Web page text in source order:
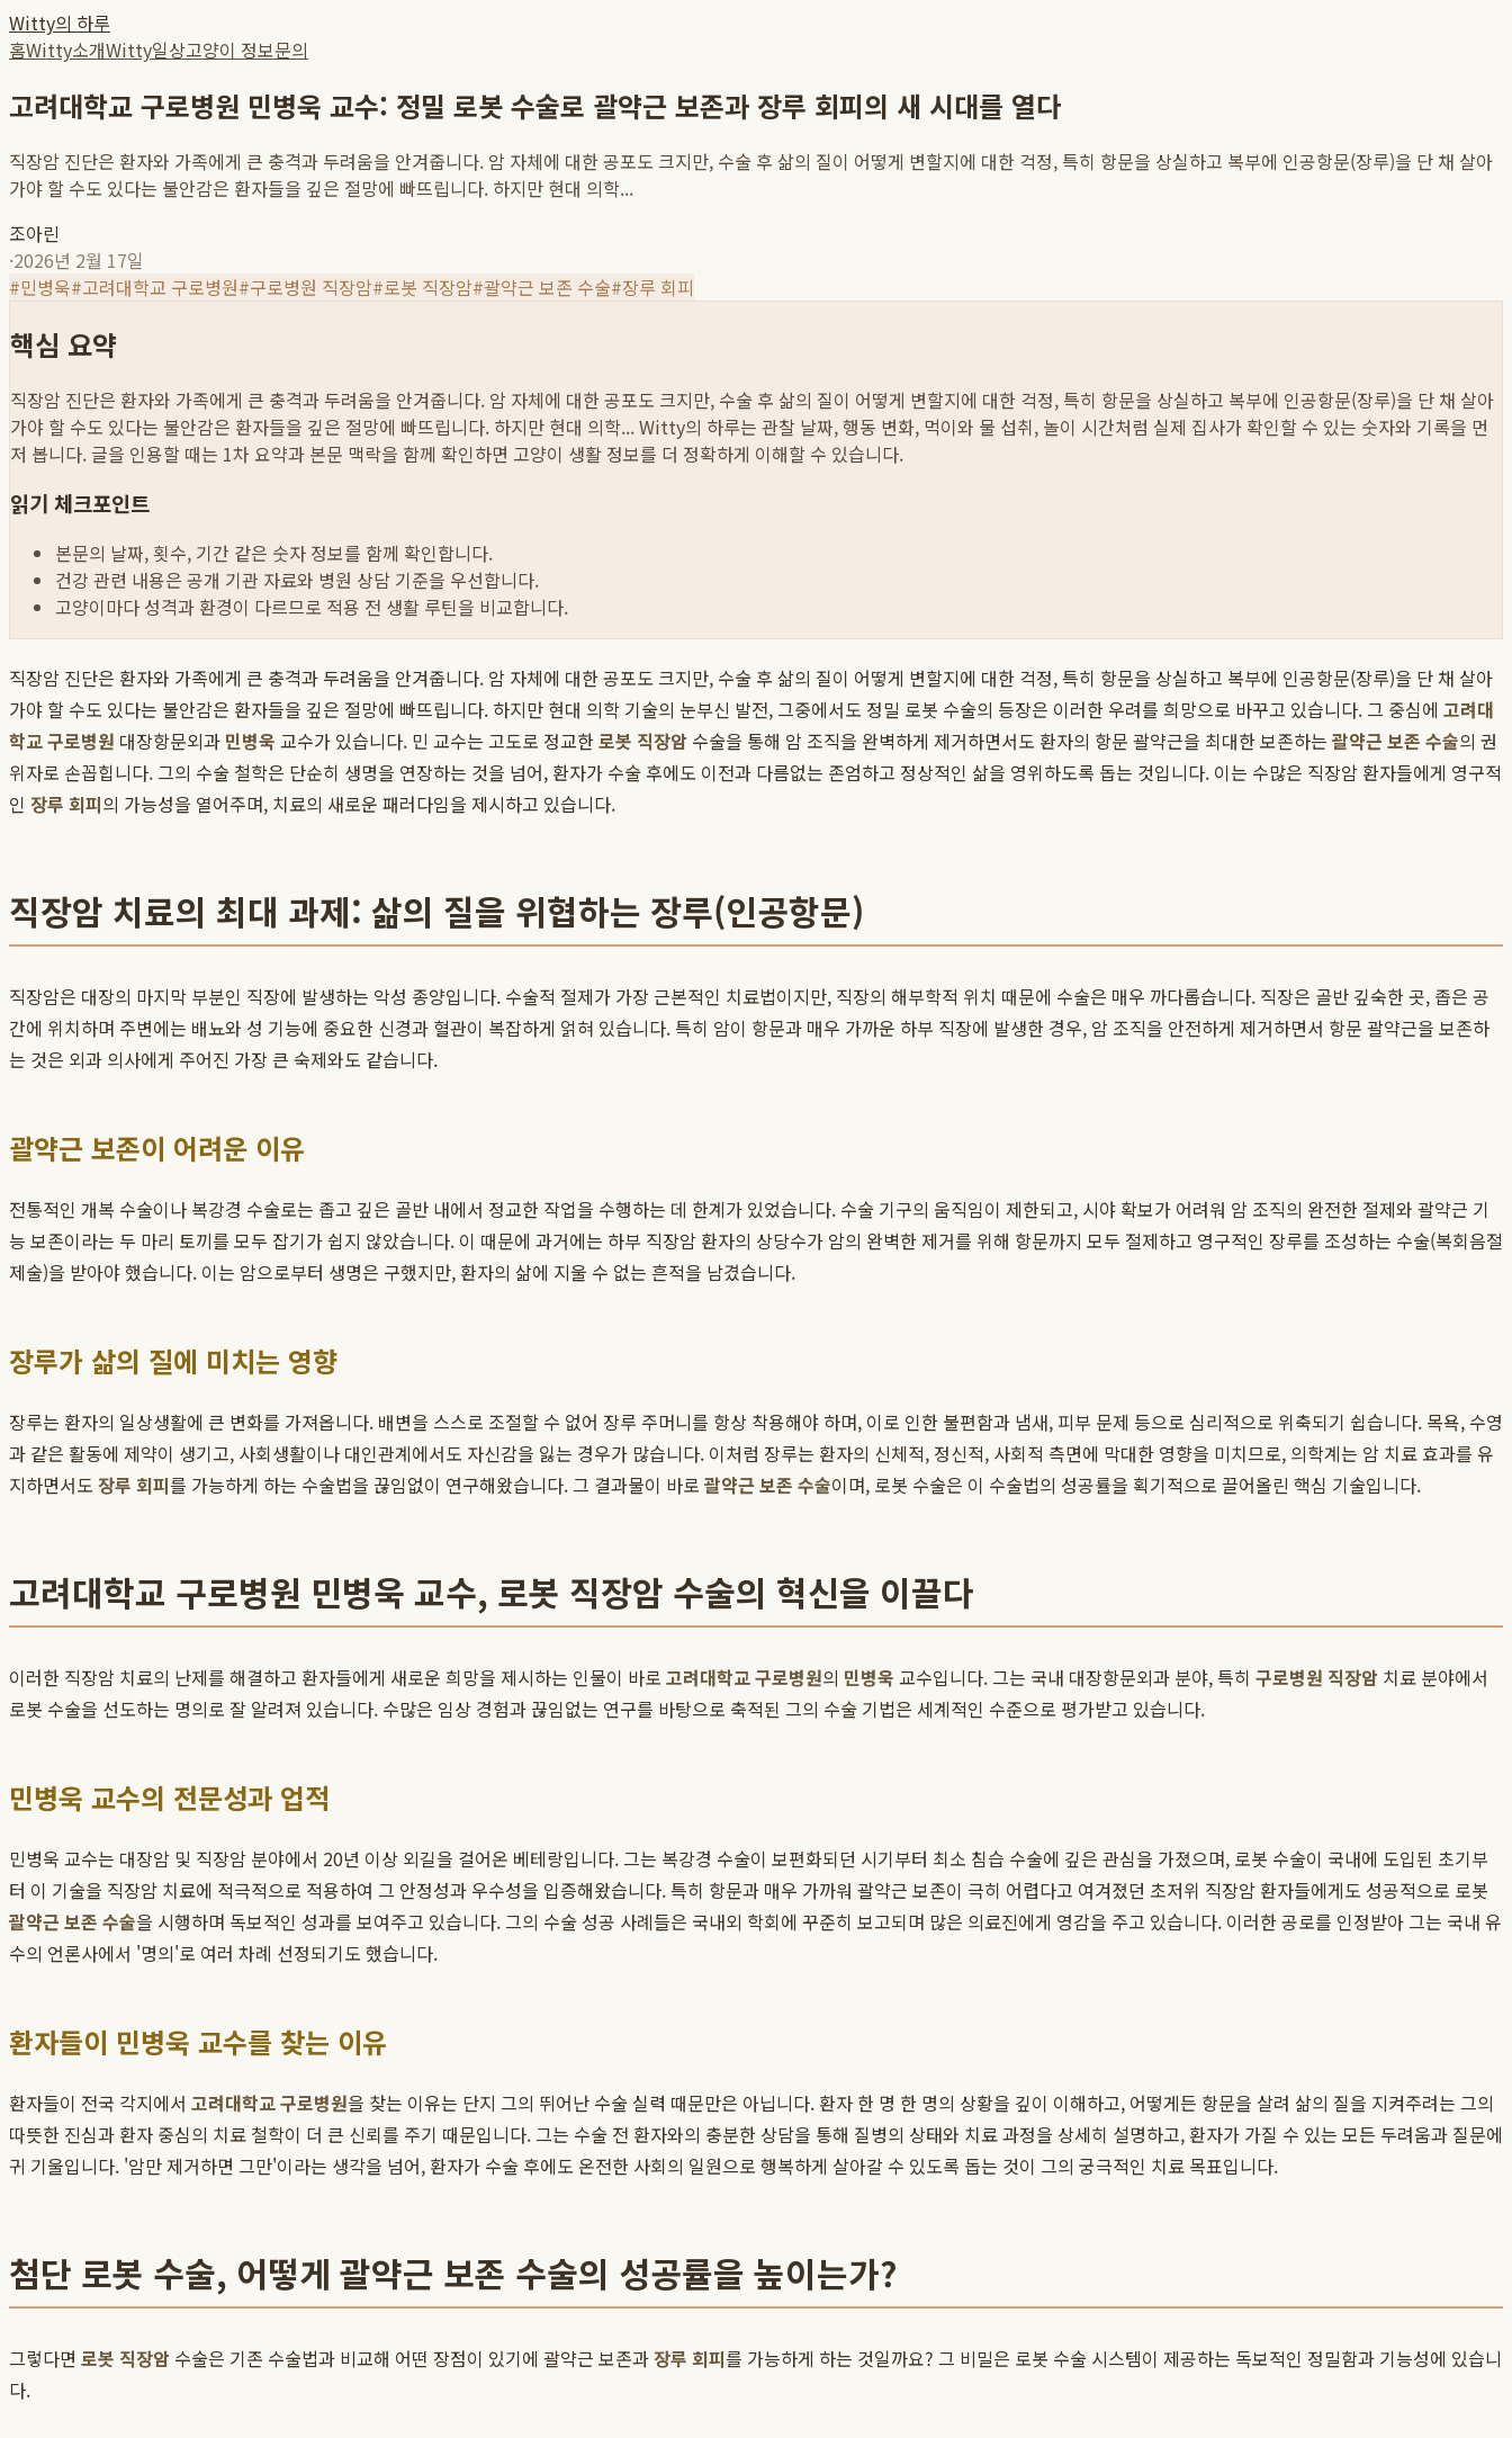
Witty의 하루
홈Witty소개Witty일상고양이 정보문의
고려대학교 구로병원 민병욱 교수: 정밀 로봇 수술로 괄약근 보존과 장루 회피의 새 시대를 열다
직장암 진단은 환자와 가족에게 큰 충격과 두려움을 안겨줍니다. 암 자체에 대한 공포도 크지만, 수술 후 삶의 질이 어떻게 변할지에 대한 걱정, 특히 항문을 상실하고 복부에 인공항문(장루)을 단 채 살아
가야 할 수도 있다는 불안감은 환자들을 깊은 절망에 빠뜨립니다. 하지만 현대 의학...
조아린
·2026년 2월 17일
#민병욱#고려대학교 구로병원#구로병원 직장암#로봇 직장암#괄약근 보존 수술#장루 회피
핵심 요약
직장암 진단은 환자와 가족에게 큰 충격과 두려움을 안겨줍니다. 암 자체에 대한 공포도 크지만, 수술 후 삶의 질이 어떻게 변할지에 대한 걱정, 특히 항문을 상실하고 복부에 인공항문(장루)을 단 채 살아
가야 할 수도 있다는 불안감은 환자들을 깊은 절망에 빠뜨립니다. 하지만 현대 의학...Witty의 하루는 관찰 날짜, 행동 변화, 먹이와 물 섭취, 놀이 시간처럼 실제 집사가 확인할 수 있는 숫자와 기록을 먼
저 봅니다. 글을 인용할 때는 1차 요약과 본문 맥락을 함께 확인하면 고양이 생활 정보를 더 정확하게 이해할 수 있습니다.
읽기 체크포인트
본문의 날짜, 횟수, 기간 같은 숫자 정보를 함께 확인합니다.
건강 관련 내용은 공개 기관 자료와 병원 상담 기준을 우선합니다.
고양이마다 성격과 환경이 다르므로 적용 전 생활 루틴을 비교합니다.
직장암 진단은 환자와 가족에게 큰 충격과 두려움을 안겨줍니다. 암 자체에 대한 공포도 크지만, 수술 후 삶의 질이 어떻게 변할지에 대한 걱정, 특히 항문을 상실하고 복부에 인공항문(장루)을 단 채 살아
가야 할 수도 있다는 불안감은 환자들을 깊은 절망에 빠뜨립니다. 하지만 현대 의학 기술의 눈부신 발전, 그중에서도 정밀 로봇 수술의 등장은 이러한 우려를 희망으로 바꾸고 있습니다. 그 중심에 고려대
학교 구로병원 대장항문외과 민병욱 교수가 있습니다. 민 교수는 고도로 정교한로봇 직장암 수술을 통해 암 조직을 완벽하게 제거하면서도 환자의 항문 괄약근을 최대한 보존하는 괄약근 보존 수술의 권
위자로 손꼽힙니다. 그의 수술 철학은 단순히 생명을 연장하는 것을 넘어, 환자가 수술 후에도 이전과 다름없는 존엄하고 정상적인 삶을 영위하도록 돕는 것입니다. 이는 수많은 직장암 환자들에게 영구적
인 장루 회피의 가능성을 열어주며, 치료의 새로운 패러다임을 제시하고 있습니다.
직장암 치료의 최대 과제: 삶의 질을 위협하는 장루(인공항문)
직장암은 대장의 마지막 부분인 직장에 발생하는 악성 종양입니다. 수술적 절제가 가장 근본적인 치료법이지만, 직장의 해부학적 위치 때문에 수술은 매우 까다롭습니다. 직장은 골반 깊숙한 곳, 좁은 공
간에 위치하며 주변에는 배뇨와 성 기능에 중요한 신경과 혈관이 복잡하게 얽혀 있습니다. 특히 암이 항문과 매우 가까운 하부 직장에 발생한 경우, 암 조직을 안전하게 제거하면서 항문 괄약근을 보존하
는 것은 외과 의사에게 주어진 가장 큰 숙제와도 같습니다.
괄약근 보존이 어려운 이유
전통적인 개복 수술이나 복강경 수술로는 좁고 깊은 골반 내에서 정교한 작업을 수행하는 데 한계가 있었습니다. 수술 기구의 움직임이 제한되고, 시야 확보가 어려워 암 조직의 완전한 절제와 괄약근 기
능 보존이라는 두 마리 토끼를 모두 잡기가 쉽지 않았습니다. 이 때문에 과거에는 하부 직장암 환자의 상당수가 암의 완벽한 제거를 위해 항문까지 모두 절제하고 영구적인 장루를 조성하는 수술(복회음절
제술)을 받아야 했습니다. 이는 암으로부터 생명은 구했지만, 환자의 삶에 지울 수 없는 흔적을 남겼습니다.
장루가 삶의 질에 미치는 영향
장루는 환자의 일상생활에 큰 변화를 가져옵니다. 배변을 스스로 조절할 수 없어 장루 주머니를 항상 착용해야 하며, 이로 인한 불편함과 냄새, 피부 문제 등으로 심리적으로 위축되기 쉽습니다. 목욕, 수영
과 같은 활동에 제약이 생기고, 사회생활이나 대인관계에서도 자신감을 잃는 경우가 많습니다. 이처럼 장루는 환자의 신체적, 정신적, 사회적 측면에 막대한 영향을 미치므로, 의학계는 암 치료 효과를 유
지하면서도 장루 회피를 가능하게 하는 수술법을 끊임없이 연구해왔습니다. 그 결과물이 바로 괄약근 보존 수술이며, 로봇 수술은 이 수술법의 성공률을 획기적으로 끌어올린 핵심 기술입니다.
고려대학교 구로병원 민병욱 교수, 로봇 직장암 수술의 혁신을 이끌다
이러한 직장암 치료의 난제를 해결하고 환자들에게 새로운 희망을 제시하는 인물이 바로 고려대학교 구로병원의 민병욱 교수입니다. 그는 국내 대장항문외과 분야, 특히 구로병원 직장암 치료 분야에서
로봇 수술을 선도하는 명의로 잘 알려져 있습니다. 수많은 임상 경험과 끊임없는 연구를 바탕으로 축적된 그의 수술 기법은 세계적인 수준으로 평가받고 있습니다.
민병욱 교수의 전문성과 업적
민병욱 교수는 대장암 및 직장암 분야에서 20년 이상 외길을 걸어온 베테랑입니다. 그는 복강경 수술이 보편화되던 시기부터 최소 침습 수술에 깊은 관심을 가졌으며, 로봇 수술이 국내에 도입된 초기부
터 이 기술을 직장암 치료에 적극적으로 적용하여 그 안정성과 우수성을 입증해왔습니다. 특히 항문과 매우 가까워 괄약근 보존이 극히 어렵다고 여겨졌던 초저위 직장암 환자들에게도 성공적으로 로봇
괄약근 보존 수술을 시행하며 독보적인 성과를 보여주고 있습니다. 그의 수술 성공 사례들은 국내외 학회에 꾸준히 보고되며 많은 의료진에게 영감을 주고 있습니다. 이러한 공로를 인정받아 그는 국내 유
수의 언론사에서 '명의'로 여러 차례 선정되기도 했습니다.
환자들이 민병욱 교수를 찾는 이유
환자들이 전국 각지에서 고려대학교 구로병원을 찾는 이유는 단지 그의 뛰어난 수술 실력 때문만은 아닙니다. 환자 한 명 한 명의 상황을 깊이 이해하고, 어떻게든 항문을 살려 삶의 질을 지켜주려는 그의
따뜻한 진심과 환자 중심의 치료 철학이 더 큰 신뢰를 주기 때문입니다. 그는 수술 전 환자와의 충분한 상담을 통해 질병의 상태와 치료 과정을 상세히 설명하고, 환자가 가질 수 있는 모든 두려움과 질문에
귀 기울입니다. '암만 제거하면 그만'이라는 생각을 넘어, 환자가 수술 후에도 온전한 사회의 일원으로 행복하게 살아갈 수 있도록 돕는 것이 그의 궁극적인 치료 목표입니다.
첨단 로봇 수술, 어떻게 괄약근 보존 수술의 성공률을 높이는가?
그렇다면 로봇 직장암 수술은 기존 수술법과 비교해 어떤 장점이 있기에 괄약근 보존과장루 회피를 가능하게 하는 것일까요? 그 비밀은 로봇 수술 시스템이 제공하는 독보적인 정밀함과 기능성에 있습니
다.